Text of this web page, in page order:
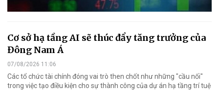
Cơ sở hạ tầng AI sẽ thúc đẩy tăng trưởng của
Đông Nam Á
07/08/2026 11:06
Các tổ chức tài chính đóng vai trò then chốt như những "cầu nối"
trong việc tạo điều kiện cho sự thành công của dự án hạ tầng trí tuệ